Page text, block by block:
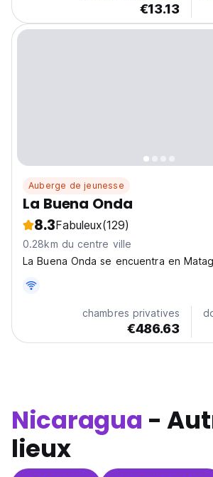
€13.13
Auberge de jeunesse
La Buena Onda
8.3Fabuleux(129)
0.28km du centre ville
La Buena Onda se encuentra en
chambres privatives
€486.63
Nicaragua -
lieux